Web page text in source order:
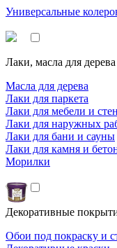
Универсальные
Лаки, масла для дерева
Масла для дерева
Лаки для паркета
Лаки для мебели и стен
Лаки для наружных
Лаки для бани и сауны
Лаки для камня и
Морилки
Декоративные
Обои под покраску и